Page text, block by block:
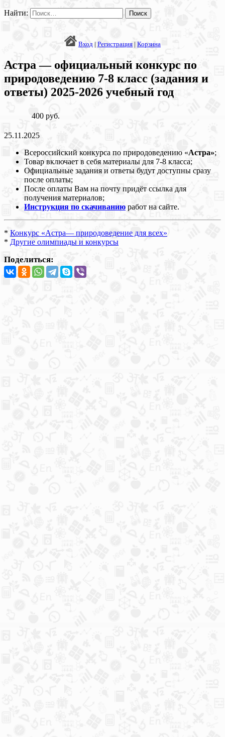
Найти:
Вход | Регистрация | Корзина
Астра — официальный конкурс по
природоведению 7-8 класс (задания и
ответы) 2025-2026 учебный год
400 руб.
25.11.2025
Всероссийский конкурса по природоведению «Астра»;
Товар включает в себя материалы для 7-8 класса;
Официальные задания и ответы будут доступны сразу
после оплаты;
После оплаты Вам на почту придёт ссылка для
получения материалов;
Инструкция по скачиванию работ на сайте.
* Конкурс «Астра— природоведение для всех»
* Другие олимпиады и конкурсы
Поделиться: